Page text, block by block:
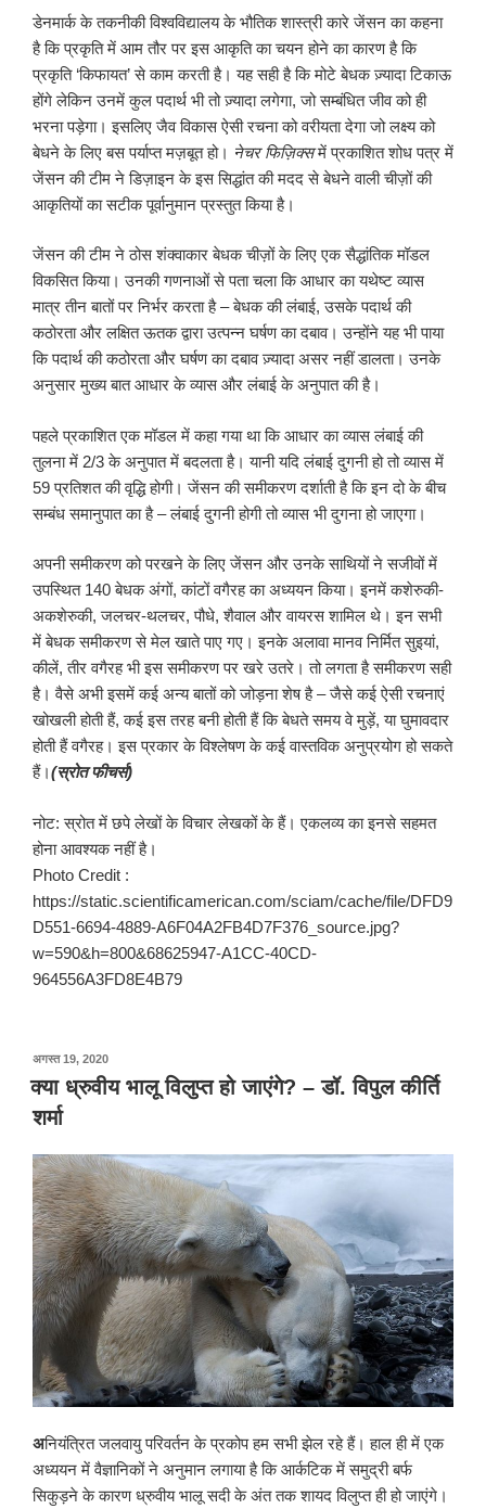
डेनमार्क के तकनीकी विश्वविद्यालय के भौतिक शास्त्री कारे जेंसन का कहना
है कि प्रकृति में आम तौर पर इस आकृति का चयन होने का कारण है कि
प्रकृति ‘किफायत’ से काम करती है। यह सही है कि मोटे बेधक ज़्यादा टिकाऊ
होंगे लेकिन उनमें कुल पदार्थ भी तो ज़्यादा लगेगा, जो सम्बंधित जीव को ही
भरना पड़ेगा। इसलिए जैव विकास ऐसी रचना को वरीयता देगा जो लक्ष्य को
बेधने के लिए बस पर्याप्त मज़बूत हो। नेचर फिज़िक्समें प्रकाशित शोध पत्र में
जेंसन की टीम ने डिज़ाइन के इस सिद्धांत की मदद से बेधने वाली चीज़ों की
आकृतियों का सटीक पूर्वानुमान प्रस्तुत किया है।
जेंसन की टीम ने ठोस शंक्वाकार बेधक चीज़ों के लिए एक सैद्धांतिक मॉडल
विकसित किया। उनकी गणनाओं से पता चला कि आधार का यथेष्ट व्यास
मात्र तीन बातों पर निर्भर करता है – बेधक की लंबाई, उसके पदार्थ की
कठोरता और लक्षित ऊतक द्वारा उत्पन्न घर्षण का दबाव। उन्होंने यह भी पाया
कि पदार्थ की कठोरता और घर्षण का दबाव ज़्यादा असर नहीं डालता। उनके
अनुसार मुख्य बात आधार के व्यास और लंबाई के अनुपात की है।
पहले प्रकाशित एक मॉडल में कहा गया था कि आधार का व्यास लंबाई की
तुलना में 2/3 के अनुपात में बदलता है। यानी यदि लंबाई दुगनी हो तो व्यास में
59 प्रतिशत की वृद्धि होगी। जेंसन की समीकरण दर्शाती है कि इन दो के बीच
सम्बंध समानुपात का है – लंबाई दुगनी होगी तो व्यास भी दुगना हो जाएगा।
अपनी समीकरण को परखने के लिए जेंसन और उनके साथियों ने सजीवों में
उपस्थित 140 बेधक अंगों, कांटों वगैरह का अध्ययन किया। इनमें कशेरुकी-
अकशेरुकी, जलचर-थलचर, पौधे, शैवाल और वायरस शामिल थे। इन सभी
में बेधक समीकरण से मेल खाते पाए गए। इनके अलावा मानव निर्मित सुइयां,
कीलें, तीर वगैरह भी इस समीकरण पर खरे उतरे। तो लगता है समीकरण सही
है। वैसे अभी इसमें कई अन्य बातों को जोड़ना शेष है – जैसे कई ऐसी रचनाएं
खोखली होती हैं, कई इस तरह बनी होती हैं कि बेधते समय वे मुड़ें, या घुमावदार
होती हैं वगैरह। इस प्रकार के विश्लेषण के कई वास्तविक अनुप्रयोग हो सकते
हैं।(स्रोत फीचर्स)
नोट: स्रोत में छपे लेखों के विचार लेखकों के हैं। एकलव्य का इनसे सहमत
होना आवश्यक नहीं है।
Photo Credit :
https://static.scientificamerican.com/sciam/cache/file/DFD9
D551-6694-4889-A6F04A2FB4D7F376_source.jpg?
w=590&h=800&68625947-A1CC-40CD-
964556A3FD8E4B79
अगस्त 19, 2020पर
प्रकाशित
किया
क्या ध्रुवीय भालू विलुप्त हो जाएंगे? – डॉ. विपुल कीर्ति
शर्मा
अनियंत्रित जलवायु परिवर्तन के प्रकोप हम सभी झेल रहे हैं। हाल ही में एक
अध्ययन में वैज्ञानिकों ने अनुमान लगाया है कि आर्कटिक में समुद्री बर्फ
सिकुड़ने के कारण ध्रुवीय भालू सदी के अंत तक शायद विलुप्त ही हो जाएंगे।